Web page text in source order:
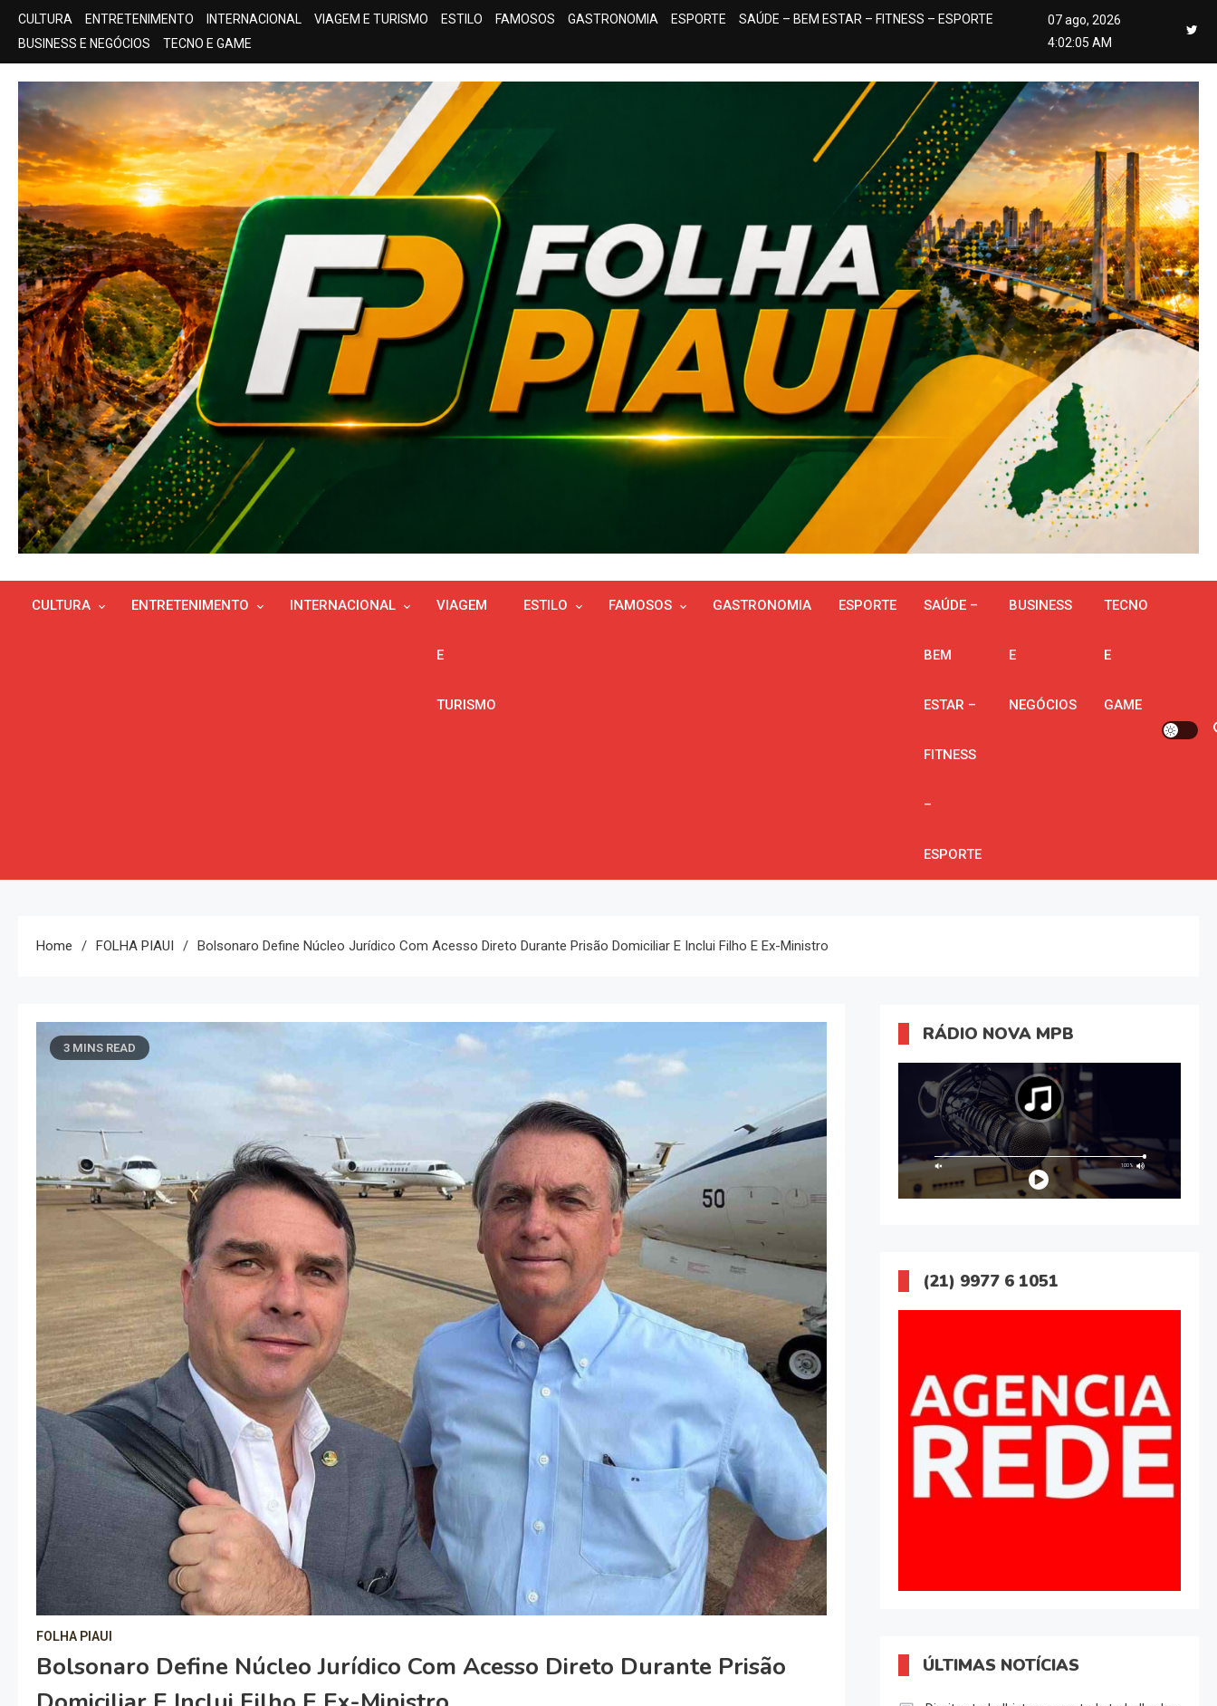
Skip
content
CULTURA ENTRETENIMENTO INTERNACIONAL VIAGEM E TURISMO ESTILO FAMOSOS GASTRONOMIA ESPORTE
SAÚDE – BEM ESTAR – FITNESS – ESPORTE
BUSINESS E NEGÓCIOS
TECNO E GAME
07 ago, 2026
4:02:06 AM
CULTURA ENTRETENIMENTO INTERNACIONAL VIAGEM
E
TURISMO
ESTILO FAMOSOS GASTRONOMIA ESPORTE SAÚDE –
BEM
ESTAR –
FITNESS
–
ESPORTE
BUSINESS
E
NEGÓCIOS
TECNO
E
GAME
Home FOLHA PIAUI Bolsonaro Define Núcleo Jurídico Com Acesso Direto Durante Prisão Domiciliar E Inclui Filho E Ex-Ministro
3 MINS READ
FOLHA PIAUI
Bolsonaro Define Núcleo Jurídico Com Acesso Direto Durante Prisão
RÁDIO NOVA MPB
(21) 9977 6 1051
ÚLTIMAS NOTÍCIAS